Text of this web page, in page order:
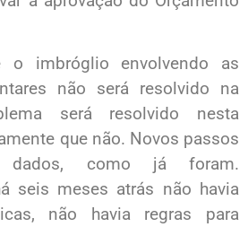
o imbróglio envolvendo as
não será resolvido na
será resolvido nesta
que não. Novos passos
dados, como já foram.
seis meses atrás não havia
não havia regras para